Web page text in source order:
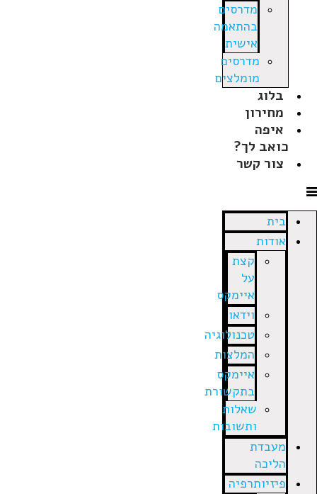
מדרסים
בהתאמה
אישית
מדרסים
מומלצים
בלוג
מחירון
איפה
כואב לך?
צור קשר
בית
אודות
קצת
איימקס
וידאו
טכנולוגיה
המלצות
איימקס
בתקשורת
שאלות
ותשובות
מעבדת
הליכה
פיזיותרפיה